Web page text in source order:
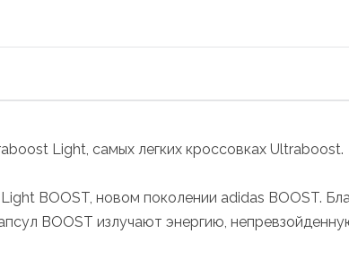
Light, самых легких кроссовках Ultraboost.
BOOST, новом поколении adidas BOOST.
BOOST излучают энергию,